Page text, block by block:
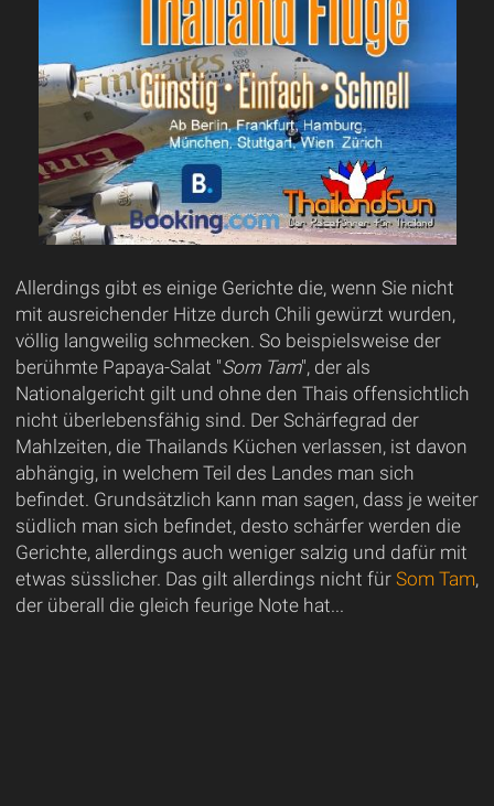
Allerdings gibt es einige Gerichte die, wenn Sie nicht
mit ausreichender Hitze durch Chili gewürzt wurden,
völlig langweilig schmecken. So beispielsweise der
berühmte Papaya-Salat "Som Tam", der als
Nationalgericht gilt und ohne den Thais offensichtlich
nicht überlebensfähig sind. Der Schärfegrad der
Mahlzeiten, die Thailands Küchen verlassen, ist davon
abhängig, in welchem Teil des Landes man sich
befindet. Grundsätzlich kann man sagen, dass je weiter
südlich man sich befindet, desto schärfer werden die
Gerichte, allerdings auch weniger salzig und dafür mit
etwas süsslicher. Das gilt allerdings nicht für Som Tam,
der überall die gleich feurige Note hat...